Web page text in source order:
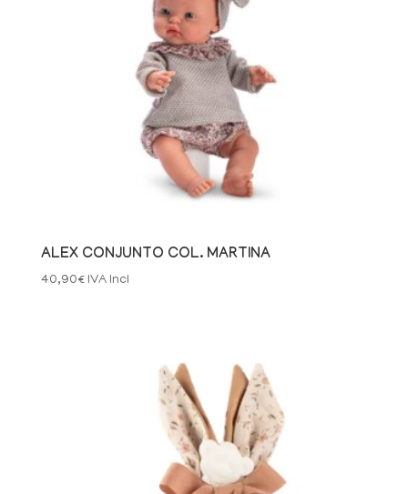
ALEX CONJUNTO COL. MARTINA
40,90€ IVA Incl